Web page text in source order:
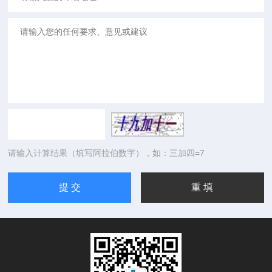
请输入计算结果（填写阿拉伯数字），如：三加四=7